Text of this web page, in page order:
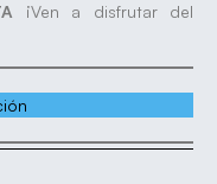
¡Ven a disfrutar del